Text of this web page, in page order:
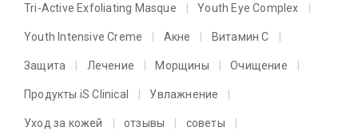
Tri-Active Exfoliating Masque Youth Eye Complex
Youth Intensive Creme Акне Витамин C
Защита Лечение Морщины Очищение
Продукты iS Clinical Увлажнение
Уход за кожей отзывы советы